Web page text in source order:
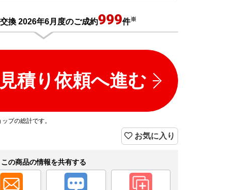
換 2026年6月度のご成約999件※
積り依頼へ進む
プの総計です。
お気に入り
この商品の情報を共有する